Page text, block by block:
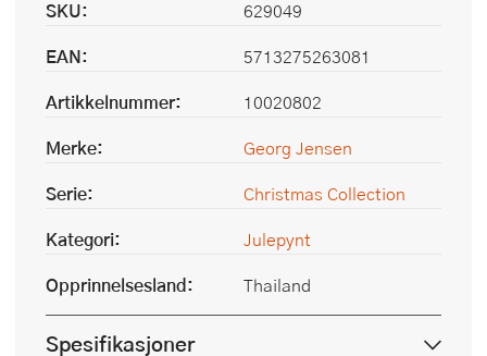
SKU:
629049
EAN:
5713275263081
Artikkelnummer:
10020802
Merke:
Georg Jensen
Serie:
Christmas Collection
Kategori:
Julepynt
Opprinnelsesland:
Thailand
Spesifikasjoner